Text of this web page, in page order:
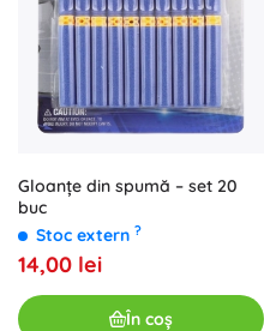
Gloanțe din spumă – set 20
buc
Stoc extern ?
14,00 lei
În coș